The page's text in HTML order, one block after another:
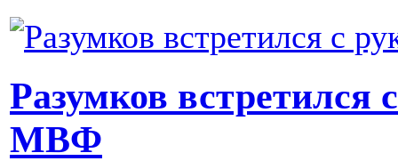
Разумков встретился
МВФ